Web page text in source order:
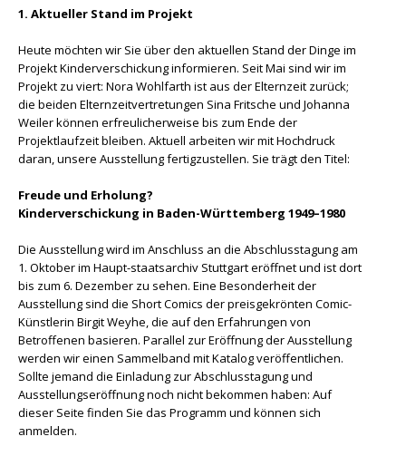
1. Aktueller Stand im Projekt
Heute möchten wir Sie über den aktuellen Stand der Dinge im
Projekt Kinderverschickung informieren. Seit Mai sind wir im
Projekt zu viert: Nora Wohlfarth ist aus der Elternzeit zurück;
die beiden Elternzeitvertretungen Sina Fritsche und Johanna
Weiler können erfreulicherweise bis zum Ende der
Projektlaufzeit bleiben. Aktuell arbeiten wir mit Hochdruck
daran, unsere Ausstellung fertigzustellen. Sie trägt den Titel:
Freude und Erholung?
Kinderverschickung in Baden-Württemberg 1949–1980
Die Ausstellung wird im Anschluss an die Abschlusstagung am
1. Oktober im Haupt-staatsarchiv Stuttgart eröffnet und ist dort
bis zum 6. Dezember zu sehen. Eine Besonderheit der
Ausstellung sind die Short Comics der preisgekrönten Comic-
Künstlerin Birgit Weyhe, die auf den Erfahrungen von
Betroffenen basieren. Parallel zur Eröffnung der Ausstellung
werden wir einen Sammelband mit Katalog veröffentlichen.
Sollte jemand die Einladung zur Abschlusstagung und
Ausstellungseröffnung noch nicht bekommen haben: Auf
dieser Seite finden Sie das Programm und können sich
anmelden.